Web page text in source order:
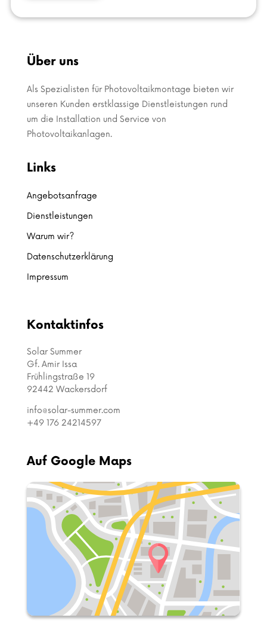
Über uns
Als Spezialisten für Photovoltaikmontage bieten wir
unseren Kunden erstklassige Dienstleistungen rund
um die Installation und Service von
Photovoltaikanlagen.
Links
Angebotsanfrage
Dienstleistungen
Warum wir?
Datenschutzerklärung
Impressum
Kontaktinfos
Solar Summer
Gf. Amir Issa
Frühlingstraße 19
92442 Wackersdorf
info@solar-summer.com
+49 176 24214597
Auf Google Maps